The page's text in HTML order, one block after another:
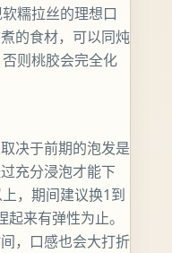
糯拉丝的理想口
的食材，可以同炖
则桃胶会完全化
决于前期的泡发是
充分浸泡才能下
，期间建议换1到
来有弹性为止。
，口感也会大打折